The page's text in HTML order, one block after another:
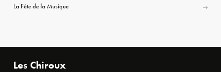
La Fête de la Musique
Les Chiroux